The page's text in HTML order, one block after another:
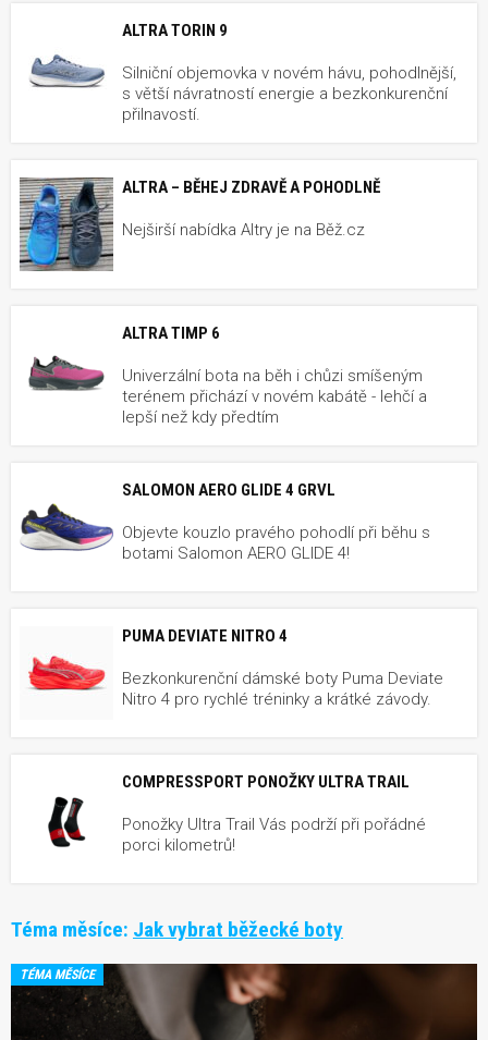
ALTRA TORIN 9
Silniční objemovka v novém hávu, pohodlnější,
s větší návratností energie a bezkonkurenční
přilnavostí.
ALTRA – BĚHEJ ZDRAVĚ A POHODLNĚ
Nejširší nabídka Altry je na Běž.cz
ALTRA TIMP 6
Univerzální bota na běh i chůzi smíšeným
terénem přichází v novém kabátě - lehčí a
lepší než kdy předtím
SALOMON AERO GLIDE 4 GRVL
Objevte kouzlo pravého pohodlí při běhu s
botami Salomon AERO GLIDE 4!
PUMA DEVIATE NITRO 4
Bezkonkurenční dámské boty Puma Deviate
Nitro 4 pro rychlé tréninky a krátké závody.
COMPRESSPORT PONOŽKY ULTRA TRAIL
Ponožky Ultra Trail Vás podrží při pořádné
porci kilometrů!
Téma měsíce: Jak vybrat běžecké boty
TÉMA MĚSÍCE